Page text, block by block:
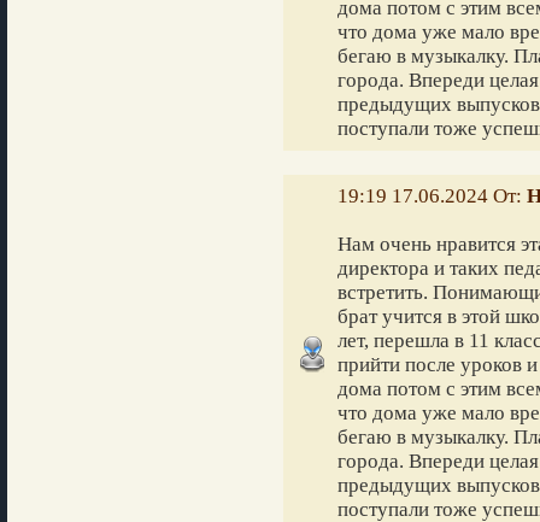
дома потом с этим
что дома уже мало
бегаю в музыкалку.
города. Впереди
предыдущих
поступали тоже
19:19 17.06.2024 От:
Нам очень нравится
директора и таких
встретить.
брат учится в этой
лет, перешла в 11
прийти после уроков
дома потом с этим
что дома уже мало
бегаю в музыкалку.
города. Впереди
предыдущих
поступали тоже